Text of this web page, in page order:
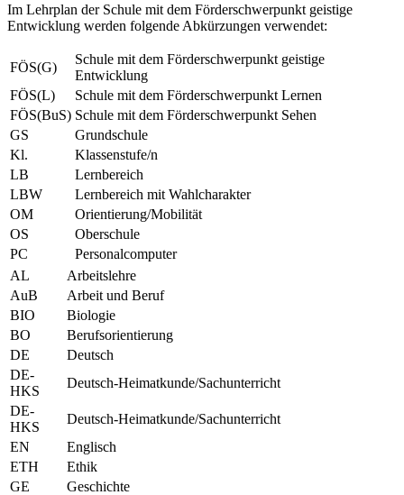
Im Lehrplan der Schule mit dem Förderschwerpunkt geistige
Entwicklung werden folgende Abkürzungen verwendet:
FÖS(G)
Schule mit dem Förderschwerpunkt geistige
Entwicklung
FÖS(L)
Schule mit dem Förderschwerpunkt Lernen
FÖS(BuS) Schule mit dem Förderschwerpunkt Sehen
GS
Grundschule
Kl.
Klassenstufe/n
LB
Lernbereich
LBW
Lernbereich mit Wahlcharakter
OM
Orientierung/Mobilität
OS
Oberschule
PC
Personalcomputer
AL
Arbeitslehre
AuB
Arbeit und Beruf
BIO
Biologie
BO
Berufsorientierung
DE
Deutsch
DE-
HKS
Deutsch-Heimatkunde/Sachunterricht
DE-
HKS
Deutsch-Heimatkunde/Sachunterricht
EN
Englisch
ETH
Ethik
GE
Geschichte